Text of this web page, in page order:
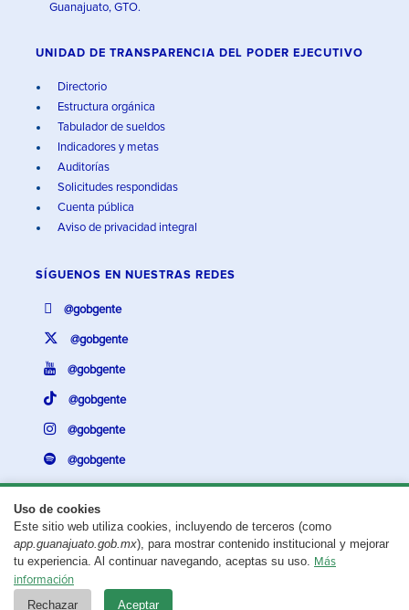
Uso de cookies
Este sitio web utiliza cookies, incluyendo de terceros (como
app.guanajuato.gob.mx), para mostrar contenido institucional y mejorar
tu experiencia. Al continuar navegando, aceptas su uso. Más
información
Rechazar Aceptar
Guanajuato, GTO.
UNIDAD DE TRANSPARENCIA DEL PODER EJECUTIVO
Directorio
Estructura orgánica
Tabulador de sueldos
Indicadores y metas
Auditorías
Solicitudes respondidas
Cuenta pública
Aviso de privacidad integral
SÍGUENOS EN NUESTRAS REDES
@gobgente
@gobgente
@gobgente
@gobgente
@gobgente
@gobgente
¿Existe algún problema con esta página?Repórtalo aquí.
Aviso legal